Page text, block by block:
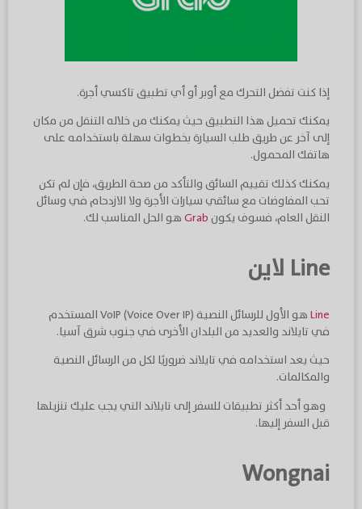
إذا كنت تفضل التحرك مع أوبر أو أي تطبيق تاكسي أجرة.
يمكنك تحميل هذا التطبيق حيث يمكنك من خلاله التنقل من مكان
إلى آخر عن طريق طلب السيارة بخطوات سهلة باستخدامه على
هاتفك المحمول.
يمكنك كذلك تقييم السائق والتأكد من صحة الطريق، فإن لم تكن
تحب المفاوضات مع سائقي سيارات الأجرة ولا الازدحام في وسائل
النقل العام، فسوف يكونGrabهو الحل المناسب لك.
Line لاين
Line
هو الأول للرسائل النصية VoIP (Voice Over IP) المستخدم
في تايلاند والعديد من البلدان الأخرى في جنوب شرق آسيا.
حيث يعد استخدامه في تايلاند ضروريًا لكل من الرسائل النصية
والمكالمات.
وهو أحد أكثر تطبيقات للسفر إلى تايلاند التي يجب عليك تنزيلها
قبل السفر إليها.
Wongnai